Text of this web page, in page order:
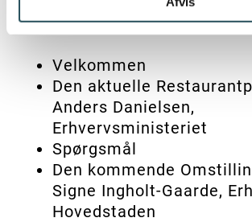
Program:
Velkommen
Den aktuelle
Anders Danielsen,
Erhvervsministeriet
Spørgsmål
Den kommende
Signe Ingholt-Gaarde,
Hovedstaden